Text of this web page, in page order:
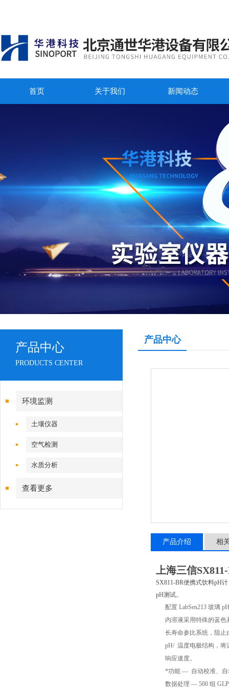
首页 关于我们 新闻动态
产品中心
PRODUCTS CENTER
环境监测
土壤仪器
空气检测
水质分析
查看更多
产品中心
产品介绍 相
上海三信
SX811-BR便携式饮料pH
pH测试。
配置 LabSen213 玻璃
内溶液采用特殊的蓝
长寿命参比系统，阻止
pH/ 温度电极结构，将
响应速度。
*功能 — 自动校准、自
数据处理 — 500 组